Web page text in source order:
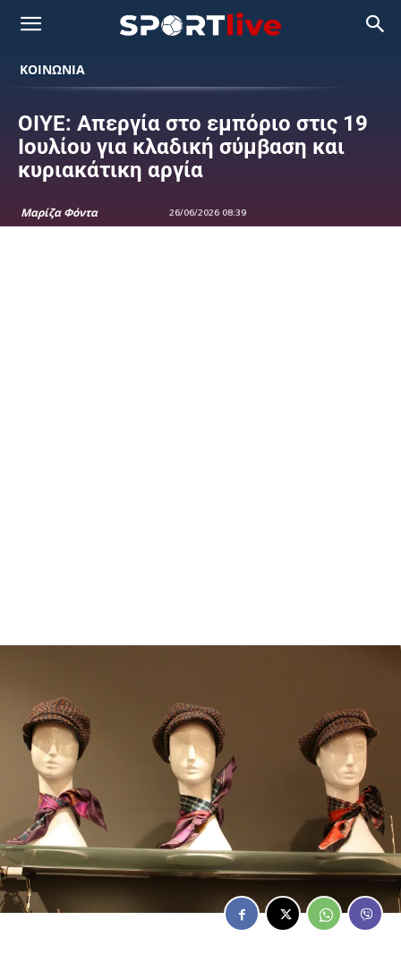
ΚΟΙΝΩΝΙΑ
ΟΙΥΕ: Απεργία στο εμπόριο στις 19
Ιουλίου για κλαδική σύμβαση και
κυριακάτικη αργία
Μαρίζα Φόντα 26/06/2026 08:39